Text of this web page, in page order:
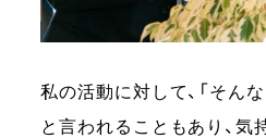
私の活動に対して、「そん
と言われることもあり、気